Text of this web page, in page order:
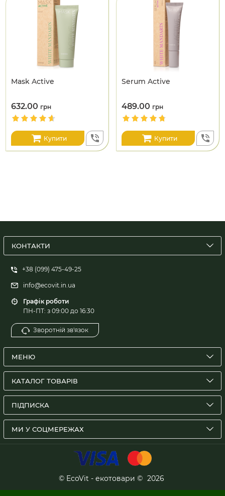
Mask Active
632.00 грн
Купити
Serum Active
489.00 грн
Купити
КОНТАКТИ
+38 (099) 475-49-25
info@ecovit.in.ua
Графік роботи
ПН-ПТ: з 09:00 до 16:30
Зворотній зв'язок
МЕНЮ
КАТАЛОГ ТОВАРІВ
ПІДПИСКА
МИ У СОЦМЕРЕЖАХ
© EcoVit - екотовари © 2026